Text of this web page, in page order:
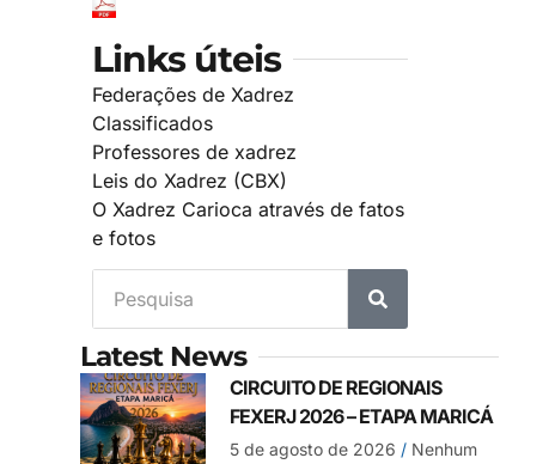
Links úteis
Federações de Xadrez
Classificados
Professores de xadrez
Leis do Xadrez (CBX)
O Xadrez Carioca através de fatos
e fotos
Latest News
CIRCUITO DE REGIONAIS
FEXERJ 2026 – ETAPA MARICÁ
5 de agosto de 2026 Nenhum